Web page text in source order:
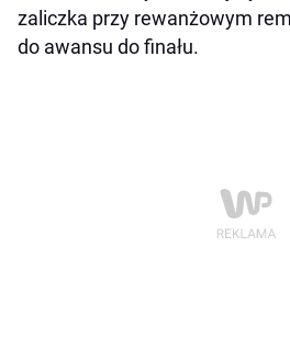
zaliczka przy rewanżowym
do awansu do finału.